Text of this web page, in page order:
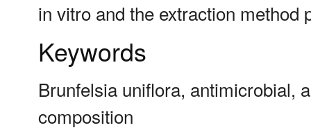
in vitro and the extraction
Keywords
Brunfelsia uniflora, antimicrobial,
composition